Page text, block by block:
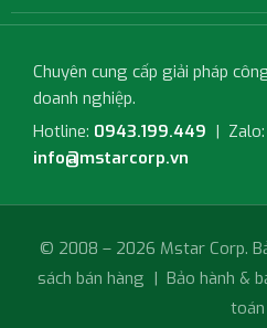
Chuyên cung cấp giải pháp
doanh nghiệp.
Hotline: 0943.199.449 | Zalo:
info@mstarcorp.vn
© 2008 – 2026 Mstar Corp.
sách bán hàng | Bảo hành &
toán